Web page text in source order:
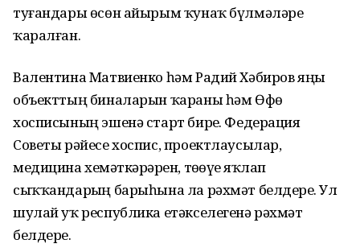
туғандары өсөн айырым ҡунаҡ бүлмәләре
ҡаралған.
Валентина Матвиенко һәм Радий Хәбиров яңы
объекттың биналарын ҡараны һәм Өфө
хосписының эшенә старт бирҙе. Федерация
Советы рәйесе хоспис, проектлаусылар,
медицина хеҙмәткәрҙәрен, төҙөүҙе яҡлап
сыҡҡандарҙың барыһына ла рәхмәт белдерҙе. Ул
шулай уҡ республика етәкселегенә рәхмәт
белдерҙе.